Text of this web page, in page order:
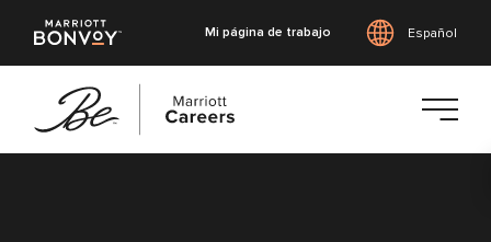
Mi página de trabajo Español